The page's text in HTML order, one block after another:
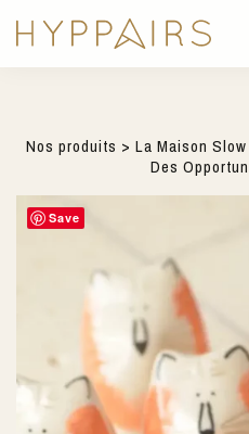
Nos produits > La Maison Slow
Des
Save